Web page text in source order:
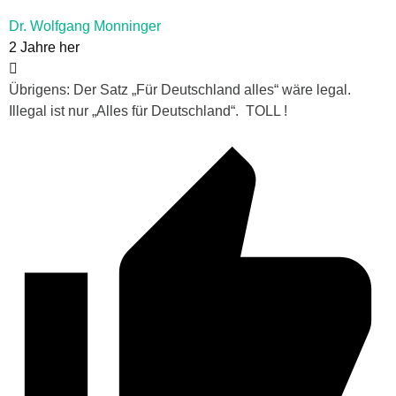
Dr. Wolfgang Monninger
2 Jahre her
Übrigens: Der Satz „Für Deutschland alles“ wäre legal.
Illegal ist nur „Alles für Deutschland“. TOLL !